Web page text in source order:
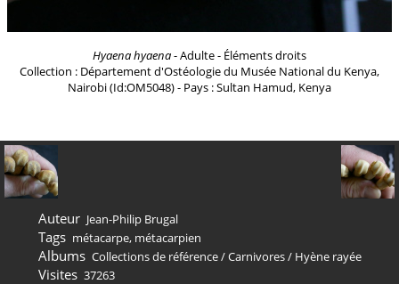
Hyaena hyaena- Adulte - Éléments droits
Collection : Département d'Ostéologie du Musée National du Kenya,
Nairobi (Id:OM5048) - Pays : Sultan Hamud, Kenya
Auteur Jean-Philip Brugal
Tags métacarpe, métacarpien
Albums Collections de référence/Carnivores/ Hyène rayée
Visites 37263